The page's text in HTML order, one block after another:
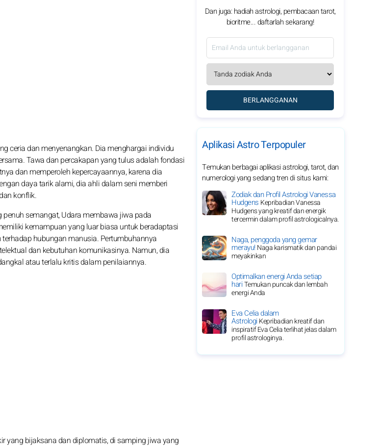
ceria dan menyenangkan. Dia menghargai individu
Tawa dan percakapan yang tulus adalah fondasi
dan memperoleh kepercayaannya, karena dia
daya tarik alami, dia ahli dalam seni memberi
konflik.
semangat, Udara membawa jiwa pada
kemampuan yang luar biasa untuk beradaptasi
hubungan manusia. Pertumbuhannya
dan kebutuhan komunikasinya. Namun, dia
atau terlalu kritis dalam penilaiannya.
yang bijaksana dan diplomatis, di samping jiwa yang
Dan juga: hadiah astrologi, pembacaan tarot,
bioritme... daftarlah sekarang!
BERLANGGANAN
Aplikasi Astro Terpopuler
Temukan berbagai aplikasi astrologi, tarot, dan
numerologi yang sedang tren di situs kami:
Zodiak dan Profil Astrologi Vanessa
Hudgens Kepribadian Vanessa
Hudgens yang kreatif dan energik
tercermin dalam profil astrologicalnya.
Naga, penggoda yang gemar
merayu!Naga karismatik dan pandai
meyakinkan
Optimalkan energi Anda setiap
hariTemukan puncak dan lembah
energi Anda
Eva Celia dalam
AstrologiKepribadian kreatif dan
inspiratif Eva Celia terlihat jelas dalam
profil astrologinya.